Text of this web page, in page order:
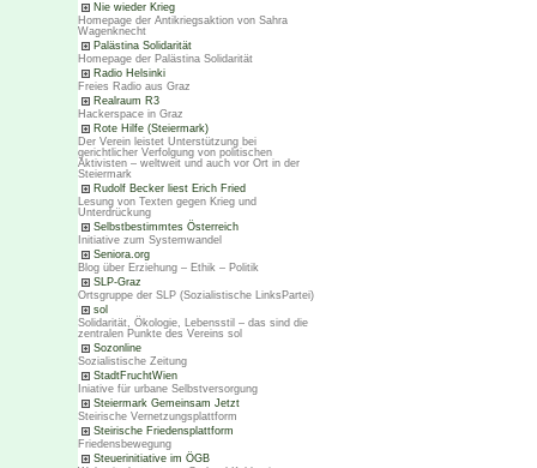
Nie wieder Krieg
Homepage der Antikriegsaktion von Sahra
Wagenknecht
Palästina Solidarität
Homepage der Palästina Solidarität
Radio Helsinki
Freies Radio aus Graz
Realraum R3
Hackerspace in Graz
Rote Hilfe (Steiermark)
Der Verein leistet Unterstützung bei
gerichtlicher Verfolgung von politischen
Aktivisten – weltweit und auch vor Ort in der
Steiermark
Rudolf Becker liest Erich Fried
Lesung von Texten gegen Krieg und
Unterdrückung
Selbstbestimmtes Österreich
Initiative zum Systemwandel
Seniora.org
Blog über Erziehung – Ethik – Politik
SLP-Graz
Ortsgruppe der SLP (Sozialistische LinksPartei)
sol
Solidarität, Ökologie, Lebensstil – das sind die
zentralen Punkte des Vereins sol
Sozonline
Sozialistische Zeitung
StadtFruchtWien
Iniative für urbane Selbstversorgung
Steiermark Gemeinsam Jetzt
Steirische Vernetzungsplattform
Steirische Friedensplattform
Friedensbewegung
Steuerinitiative im ÖGB